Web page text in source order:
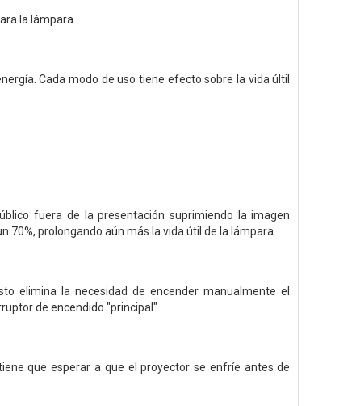
la lámpara.
Cada modo de uso tiene efecto sobre la vida últil
fuera de la presentación suprimiendo la imagen
70%, prolongando aún más la vida útil de la lámpara.
elimina la necesidad de encender manualmente el
de encendido "principal".
que esperar a que el proyector se enfríe antes de